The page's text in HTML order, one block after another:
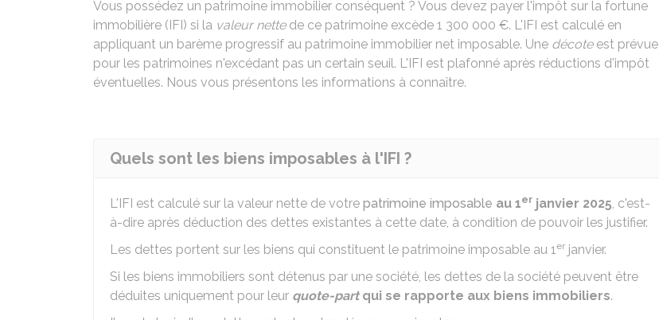
Vous possédez un patrimoine immobilier conséquent ? Vous devez payer l'impôt sur la fortune
immobilière (IFI) si la valeur nettede ce patrimoine excède 1 300 000 €. L'IFI est calculé en
appliquant un barème progressif au patrimoine immobilier net imposable. Une décoteest prévue
pour les patrimoines n'excédant pas un certain seuil. L'IFI est plafonné après réductions d'impôt
éventuelles. Nous vous présentons les informations à connaître.
Quels sont les biens imposables à l'IFI ?
L'IFI est calculé sur la valeur nette de votre patrimoine imposable au 1er janvier 2025, c'est-
à-dire après déduction des dettes existantes à cette date, à condition de pouvoir les justifier.
Les dettes portent sur les biens qui constituent le patrimoine imposable au 1er janvier.
Si les biens immobiliers sont détenus par une société, les dettes de la société peuvent être
déduites uniquement pour leur quote-partqui se rapporte aux biens immobiliers.